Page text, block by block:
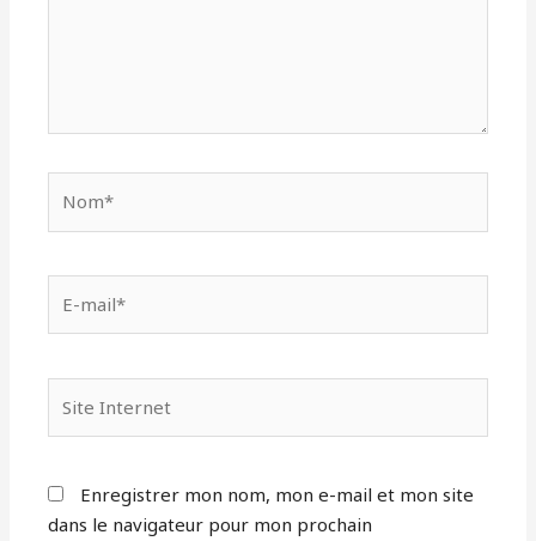
Enregistrer mon nom, mon e-mail et mon site
dans le navigateur pour mon prochain